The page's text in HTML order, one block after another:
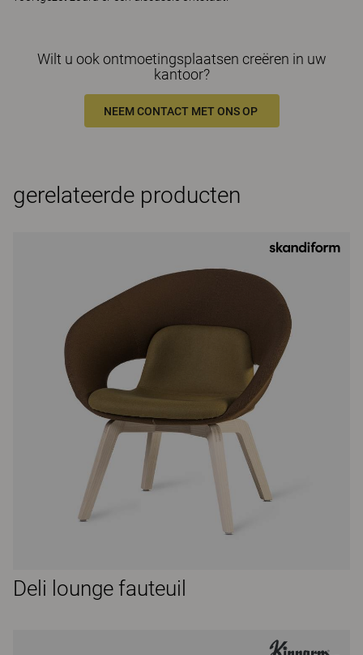
Wilt u ook ontmoetingsplaatsen creëren in uw
kantoor?
NEEM CONTACT MET ONS OP
gerelateerde producten
Deli lounge fauteuil